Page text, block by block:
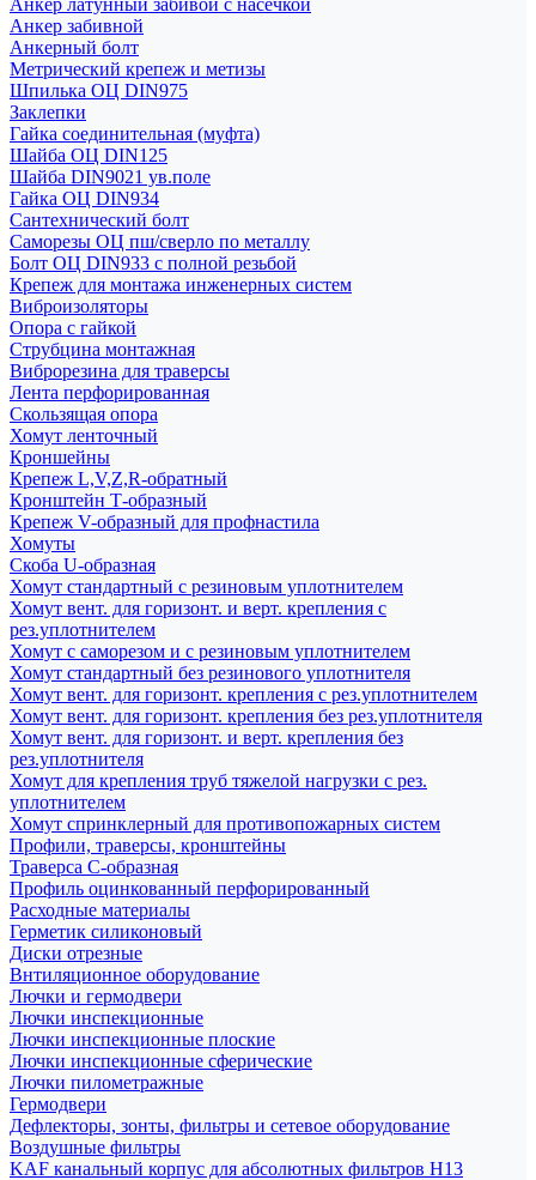
Анкер латунный забивой с насечкой
Анкер забивной
Анкерный болт
Метрический крепеж и метизы
Шпилька ОЦ DIN975
Заклепки
Гайка соединительная (муфта)
Шайба ОЦ DIN125
Шайба DIN9021 ув.поле
Гайка ОЦ DIN934
Сантехнический болт
Саморезы ОЦ пш/сверло по металлу
Болт ОЦ DIN933 с полной резьбой
Крепеж для монтажа инженерных систем
Виброизоляторы
Опора с гайкой
Струбцина монтажная
Виброрезина для траверсы
Лента перфорированная
Скользящая опора
Хомут ленточный
Кроншейны
Крепеж L,V,Z,R-обратный
Кронштейн Т-образный
Крепеж V-образный для профнастила
Хомуты
Скоба U-образная
Хомут стандартный с резиновым уплотнителем
Хомут вент. для горизонт. и верт. крепления с
рез.уплотнителем
Хомут с саморезом и с резиновым уплотнителем
Хомут стандартный без резинового уплотнителя
Хомут вент. для горизонт. крепления с рез.уплотнителем
Хомут вент. для горизонт. крепления без рез.уплотнителя
Хомут вент. для горизонт. и верт. крепления без
рез.уплотнителя
Хомут для крепления труб тяжелой нагрузки с рез.
уплотнителем
Хомут спринклерный для противопожарных систем
Профили, траверсы, кронштейны
Траверса С-образная
Профиль оцинкованный перфорированный
Расходные материалы
Герметик силиконовый
Диски отрезные
Внтиляционное оборудование
Лючки и гермодвери
Лючки инспекционные
Лючки инспекционные плоские
Лючки инспекционные сферические
Лючки пилометражные
Гермодвери
Дефлекторы, зонты, фильтры и сетевое оборудование
Воздушные фильтры
KAF канальный корпус для абсолютных фильтров H13